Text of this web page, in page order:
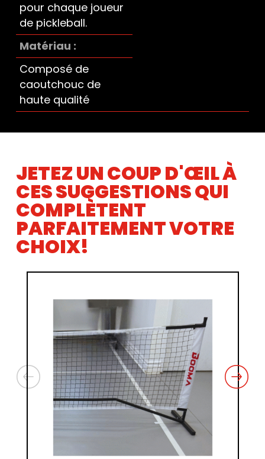
pour chaque joueur
de pickleball.
Matériau
Composé de
caoutchouc de
haute qualité
JETEZ UN COUP D'ŒIL À
CES SUGGESTIONS QUI
COMPLÈTENT
PARFAITEMENT VOTRE
CHOIX!